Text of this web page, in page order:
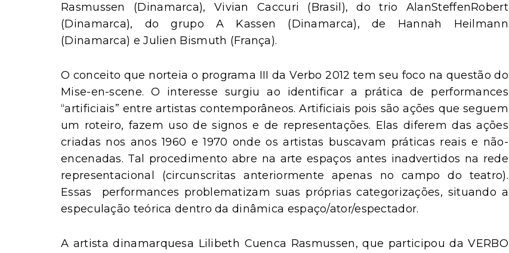
Rasmussen (Dinamarca), Vivian Caccuri (Brasil), do trio AlanSteffenRobert
(Dinamarca), do grupo A Kassen (Dinamarca), de Hannah Heilmann
(Dinamarca) e Julien Bismuth (França).
O conceito que norteia o programa III da Verbo 2012 tem seu foco na questão do
Mise-en-scene. O interesse surgiu ao identificar a prática de performances
“artificiais” entre artistas contemporâneos. Artificiais pois são ações que seguem
um roteiro, fazem uso de signos e de representações. Elas diferem das ações
criadas nos anos 1960 e 1970 onde os artistas buscavam práticas reais e não-
encenadas. Tal procedimento abre na arte espaços antes inadvertidos na rede
representacional (circunscritas anteriormente apenas no campo do teatro).
Essas performances problematizam suas próprias categorizações, situando a
especulação teórica dentro da dinâmica espaço/ator/espectador.
A artista dinamarquesa Lilibeth Cuenca Rasmussen, que participou da VERBO